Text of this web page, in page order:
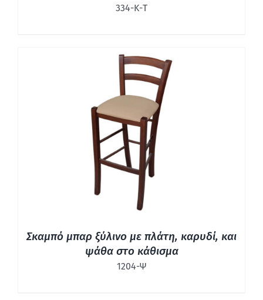
334-Κ-Τ
ΛΕΠΤΟΜΈΡΕΙΕΣ
Σκαμπό μπαρ ξύλινο με πλάτη, καρυδί, και
ψάθα στο κάθισμα
1204-Ψ